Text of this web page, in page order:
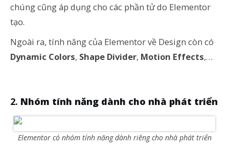
chúng cũng áp dụng cho các phần tử do Elementor
tạo.
Ngoài ra, tính năng của Elementorvề Design còn có
Dynamic Colors, Shape Divider, Motion Effects,…
Nhóm tính năng dành cho nhà phát triển
Elementor có nhóm tính năng dành riêng cho nhà phát triển